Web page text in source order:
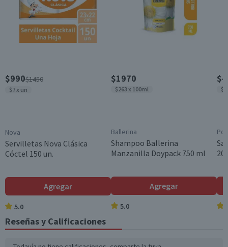
$990$1450
$7 x un
Nova
Servilletas Nova Clásica
Cóctel 150 un.
Agregar
5.0
$1970
$263 x 100ml
Ballerina
Shampoo Ballerina
Manzanilla Doypack 750 ml
Agregar
5.0
Reseñas y Calificaciones